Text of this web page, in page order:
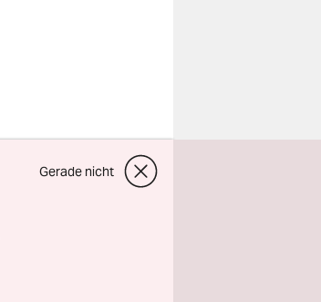
Gerade nicht